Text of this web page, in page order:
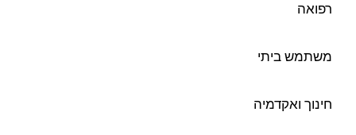
רפואה
משתמש ביתי
חינוך ואקדמיה